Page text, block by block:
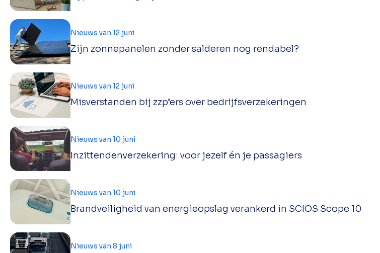
Zijn zonnepanelen zonder salderen nog rendabel?
Nieuws van 12 juni
Misverstanden bij zzp’ers over bedrijfsverzekeringen
Nieuws van 12 juni
Inzittendenverzekering: voor jezelf én je passagiers
Nieuws van 10 juni
Brandveiligheid van energieopslag verankerd in SCIOS Scope 10
Nieuws van 10 juni
Nieuws van 8 juni